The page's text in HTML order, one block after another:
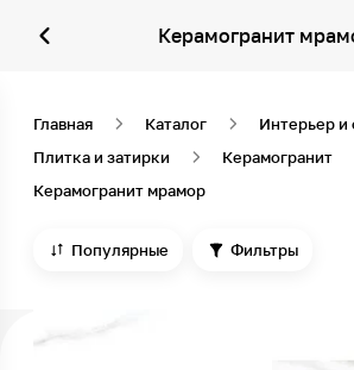
Керамогранит
Главная Каталог
Интерьер и
Плитка и затирки
Керамогранит
Керамогранит мрамор
Популярные Фильтры